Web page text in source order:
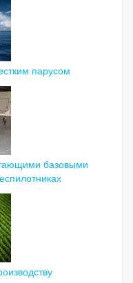
парусом
базовыми